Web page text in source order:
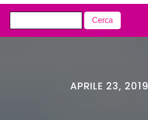
APRILE 23, 2019